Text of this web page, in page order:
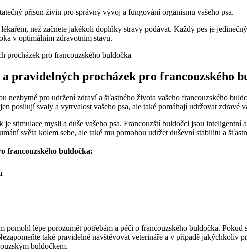
přísun živin pro správný vývoj a fungování organismu vašeho psa.
než začnete jakékoli doplňky stravy podávat. Každý pes je
v optimálním zdravotním stavu.
pravidelných procházek pro francouzského
nezbytné pro udržení zdraví a šťastného života vašeho francouzského
posilují svaly a vytrvalost vašeho psa, ale také pomáhají udržovat zdravé
stimulace mysli a duše vašeho psa. Francouzští buldočci jsou
světa kolem sebe, ale také mu pomohou udržet duševní stabilitu a
francouzského buldočka:
pomohl lépe porozumět potřebám a péči o francouzského buldočka.
také pravidelně navštěvovat veterináře a v případě jakýchkoliv
buldočkem.